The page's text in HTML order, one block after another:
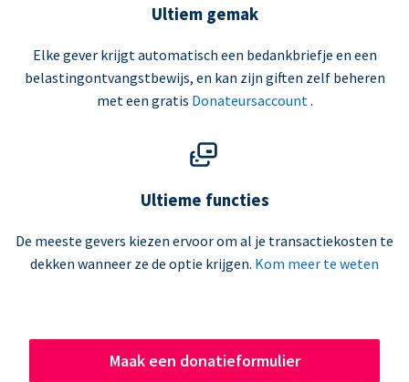
Ultiem gemak
Elke gever krijgt automatisch een bedankbriefje en een
belastingontvangstbewijs, en kan zijn giften zelf beheren
met een gratis Donateursaccount.
Ultieme functies
De meeste gevers kiezen ervoor om al je transactiekosten te
dekken wanneer ze de optie krijgen. Kom meer te weten
Maak een donatieformulier